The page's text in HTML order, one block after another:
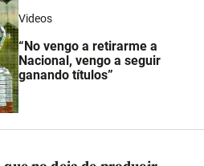
Videos
“No vengo a retirarme a
Nacional, vengo a seguir
ganando títulos”